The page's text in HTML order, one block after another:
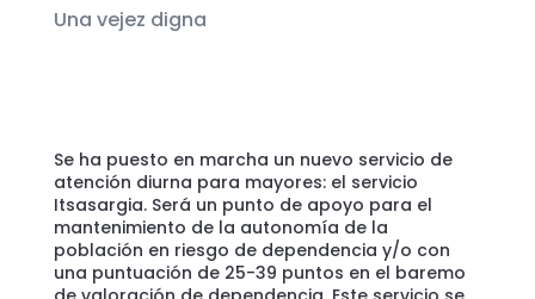
Una vejez digna
Se ha puesto en marcha un nuevo servicio de
atención diurna para mayores: el servicio
Itsasargia. Será un punto de apoyo para el
mantenimiento de la autonomía de la
población en riesgo de dependencia y/o con
una puntuación de 25-39 puntos en el baremo